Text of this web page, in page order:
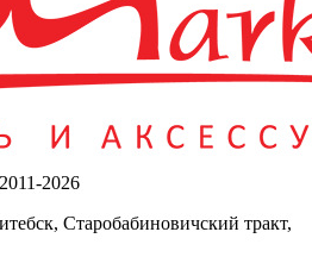
2011-2026
Старобабиновичский тракт,